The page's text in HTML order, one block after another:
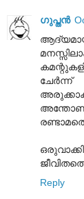
ഗുപ്തന്‍
Reply